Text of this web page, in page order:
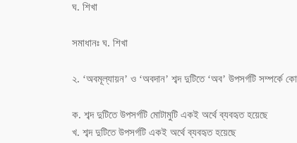
ঘ. শিখা
সমাধানঃ ঘ. শিখা
২. ‘অবমূল্যায়ন’ ও ‘অবদান’ শব্দ দুটিতে ‘অব’ উপসর্গটি সম্পর্কে
ক. শব্দ দুটিতে উপসর্গটি মোটামুটি একই অর্থে ব্যবহৃত হয়েছে
খ. শব্দ দুটিতে উপসর্গটি একই অর্থে ব্যবহৃত হয়েছে